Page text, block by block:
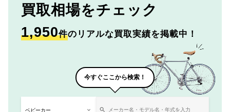
買取相場をチェック
1,950件のリアルな買取実績を掲載中！
今すぐここから検索！